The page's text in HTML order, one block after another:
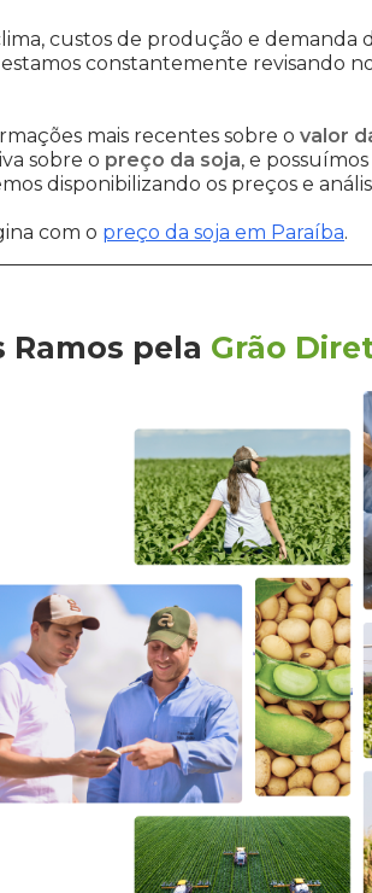
custos de produção e demanda
constantemente revisando
mais recentes sobre o valor
sobre o preço da soja, e
disponibilizando os preços e
com o preço da soja em Paraíba.
Ramos pela Grão